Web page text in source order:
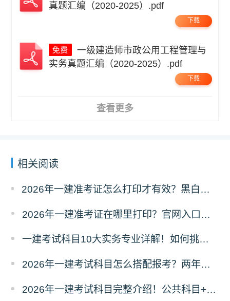
真题汇编（2020-2025）.pdf
下载
一级建造师市政公用工程管理与
实务真题汇编（2020-2025）.pdf
下载
查看更多
相关阅读
2026年一建准考证怎么打印才有效？黑白彩打有区别吗？
2026年一建准考证在哪里打印？官网入口是什么？
一建考试科目10大实务专业详解！如何挑选？
2026年一建考试科目怎么搭配报考？两年滚动
2026年一建考试科目完整介绍！公共科目+专业科目